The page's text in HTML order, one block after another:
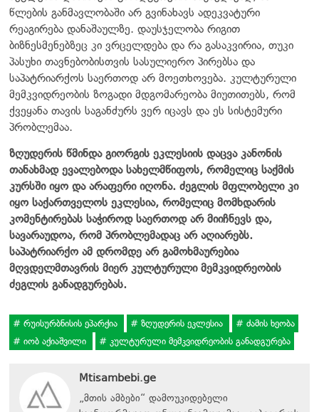
წლების განმავლობაში არ გვინახავს ადეკვატური
რეაგირება დანაშაულზე. დაუსჯელობა რიგით
ბიზნესმენებზეც კი ვრცელდება და რა გასაკვირია, თუკი
პასუხი თავნებობისთვის სასულიერო პირებსა და
საპატრიარქოს საერთოდ არ მოეთხოვება. კულტურული
მემკვიდრეობის ზოგადი მდგომარეობა მიუთითებს, რომ
ქვეყანა თავის საგანძურს ვერ იცავს და ეს სისტემური
პრობლემაა.
ზღუდერის წმინდა გიორგის ეკლესიის დაცვა კანონის
თანახმად ევალებოდა სახელმწიფოს, რომელიც საქმის
კურსში იყო და არაფერი იღონა. ძეგლის მფლობელი კი
იყო საქართველოს ეკლესია, რომელიც მომხდარის
კომენტირებას საჭიროდ საერთოდ არ მიიჩნევს და,
სავარაუდოა, რომ პრობლემადაც არ აღიარებს.
საპატრიარქო ამ დრომდე არ გამოხმაურებია
მღვდელმთავრის მიერ კულტურული მემკვიდრეობის
ძეგლის განადგურებას.
რუისურბნისის ეპარქია ზღუდერის ეკლესია
ძამის ხეობა
იობ აქიაშვილი
კულტურული მემკვიდრეობის განადგურება
Mtisambebi.ge
„მთის ამბები“ დამოუკიდებელი